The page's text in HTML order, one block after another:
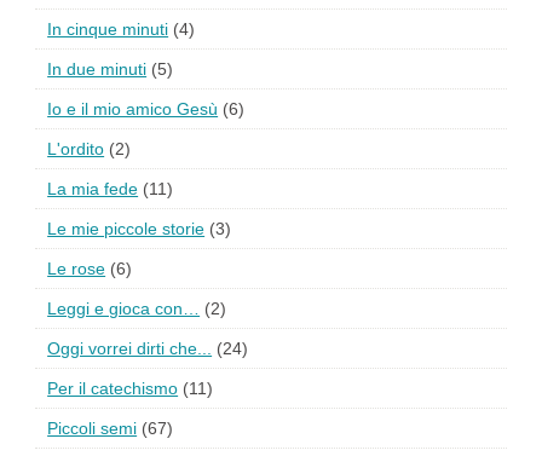
In cinque minuti (4)
In due minuti (5)
Io e il mio amico Gesù (6)
L'ordito (2)
La mia fede (11)
Le mie piccole storie (3)
Le rose (6)
Leggi e gioca con… (2)
Oggi vorrei dirti che... (24)
Per il catechismo (11)
Piccoli semi (67)